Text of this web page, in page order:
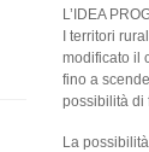
L’IDEA
I territori
modificato il
fino a
possibilità di
La